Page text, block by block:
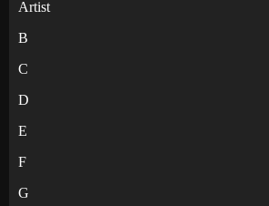
Artist
B
C
D
E
F
G